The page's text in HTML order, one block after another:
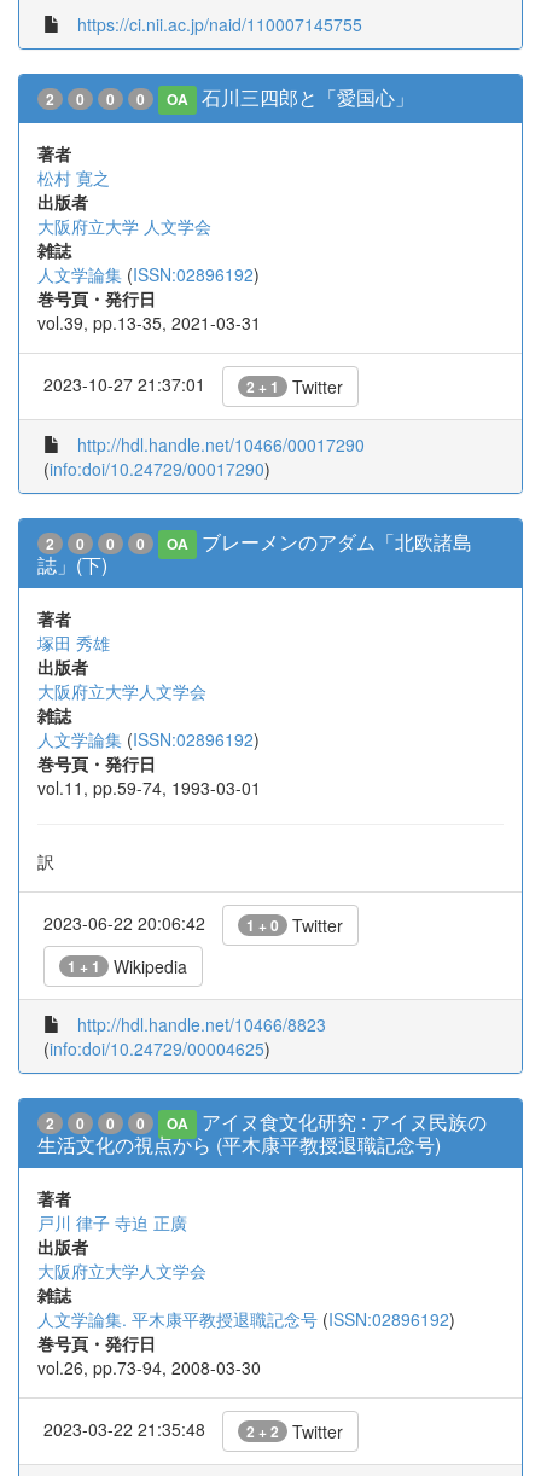
https://ci.nii.ac.jp/naid/110007145755
2 0 0 0 OA 石川三四郎と「愛国心」
著者
松村 寛之
出版者
大阪府立大学 人文学会
雑誌
人文学論集 (ISSN:02896192)
巻号頁・発行日
vol.39, pp.13-35, 2021-03-31
2023-10-27 21:37:01 2 + 1 Twitter
http://hdl.handle.net/10466/00017290
(info:doi/10.24729/00017290)
2 0 0 0 OA
ブレーメンのアダム「北欧諸島
誌」(下)
著者
塚田 秀雄
出版者
大阪府立大学人文学会
雑誌
人文学論集 (ISSN:02896192)
巻号頁・発行日
vol.11, pp.59-74, 1993-03-01
訳
2023-06-22 20:06:42 1 + 0 Twitter
1 + 1 Wikipedia
http://hdl.handle.net/10466/8823
(info:doi/10.24729/00004625)
2 0 0 0 OA
アイヌ食文化研究 : アイヌ民族の
生活文化の視点から (平木康平教授退職記念号)
著者
戸川 律子 寺迫 正廣
出版者
大阪府立大学人文学会
雑誌
人文学論集. 平木康平教授退職記念号 (ISSN:02896192)
巻号頁・発行日
vol.26, pp.73-94, 2008-03-30
2023-03-22 21:35:48 2 + 2 Twitter